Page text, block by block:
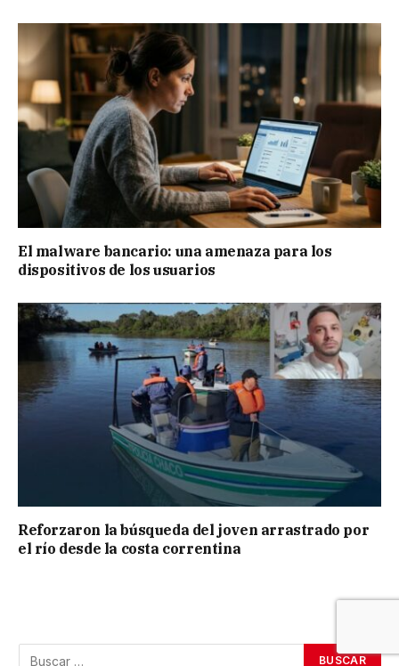
El malware bancario: una amenaza para los
dispositivos de los usuarios
Reforzaron la búsqueda del joven arrastrado por
el río desde la costa correntina